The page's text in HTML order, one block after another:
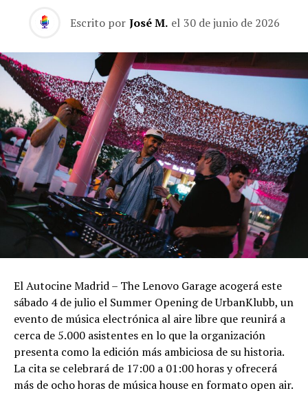
Escrito por José M. el 30 de junio de 2026
El Autocine Madrid – The Lenovo Garage acogerá este
sábado 4 de julio el Summer Opening de UrbanKlubb, un
evento de música electrónica al aire libre que reunirá a
cerca de 5.000 asistentes en lo que la organización
presenta como la edición más ambiciosa de su historia.
La cita se celebrará de 17:00 a 01:00 horas y ofrecerá
más de ocho horas de música house en formato open air.